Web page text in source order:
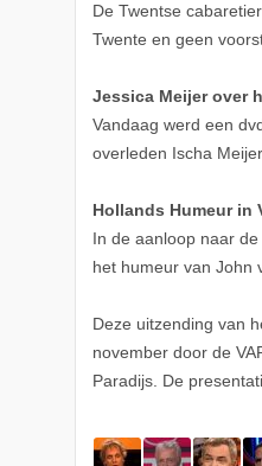
De Twentse
Twente en geen
Jessica Meijer over
Vandaag werd een
overleden Ischa
Hollands Humeur in
In de aanloop naar
het humeur van John
Deze uitzending van
november door de
Paradijs. De